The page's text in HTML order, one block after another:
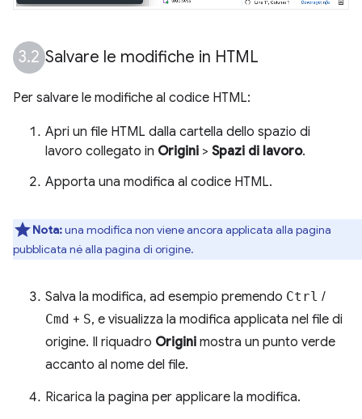
Salvare le modifiche in HTML
Per salvare le modifiche al codice HTML:
Apri un file HTML dalla cartella dello spazio di
lavoro collegato in Origini > Spazi di lavoro.
Apporta una modifica al codice HTML.
Nota:una modifica non viene ancora applicata alla pagina
pubblicata né alla pagina di origine.
Salva la modifica, ad esempio premendo Ctrl /
Cmd + S, e visualizza la modifica applicata nel file di
origine. Il riquadro Origini mostra un punto verde
accanto al nome del file.
Ricarica la pagina per applicare la modifica.